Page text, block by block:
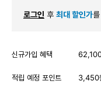
로그인 후 최대 할인가
신규가입 혜택
적립 예정 포인트 3,450